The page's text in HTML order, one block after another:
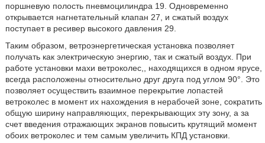
поршневую полость пневмоцилиндра 19. Одновременно
открывается нагнетательный клапан 27, и сжатый воздух
поступает в ресивер высокого давления 29.
Таким образом, ветроэнергетическая установка позволяет
получать как электрическую энергию, так и сжатый воздух. При
работе установки махи ветроколес,, находящихся в одном ярусе,
всегда расположены относительно друг друга под углом 90°. Это
позволяет осуществить взаимное перекрытие лопастей
ветроколес в момент их нахождения в нерабочей зоне, сократить
общую ширину направляющих, перекрывающих эту зону, а за
счет введения отражающих экранов повысить крутящий момент
обоих ветроколес и тем самым увеличить КПД установки.